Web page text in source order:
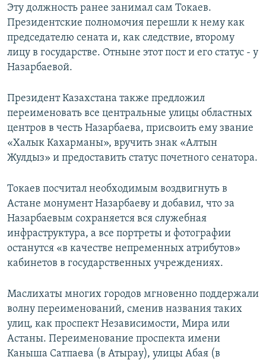
Эту должность ранее занимал сам Токаев.
Президентские полномочия перешли к нему как
председателю сената и, как следствие, второму
лицу в государстве. Отныне этот пост и его статус - у
Назарбаевой.
Президент Казахстана также предложил
переименовать все центральные улицы областных
центров в честь Назарбаева, присвоить ему звание
«Халык Кахарманы», вручить знак «Алтын
Жулдыз» и предоставить статус почетного сенатора.
Токаев посчитал необходимым воздвигнуть в
Астане монумент Назарбаеву и добавил, что за
Назарбаевым сохраняется вся служебная
инфраструктура, а все портреты и фотографии
останутся «в качестве непременных атрибутов»
кабинетов в государственных учреждениях.
Маслихаты многих городов мгновенно поддержали
волну переименований, сменив названия таких
улиц, как проспект Независимости, Мира или
Астаны. Переименование проспекта имени
Каныша Сатпаева (в Атырау), улицы Абая (в